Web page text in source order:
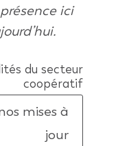
ici
du secteur
coopératif
mises à
jour